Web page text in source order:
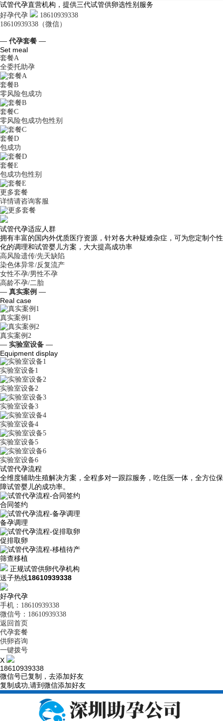
试管代孕直营机构，提供三代试管供卵选性别服务
好孕代孕
18610939338
18610939338（微信）
— 代孕套餐 —
Set meal
套餐A
全委托助孕
套餐B
零风险包成功
套餐C
零风险包成功包性别
套餐D
包成功
套餐E
包成功包性别
更多套餐
详情请咨询客服
试管代孕适应人群
拥有丰富的国内外优质医疗资源，针对各大种疑难杂症，可为您定制个性
化的调理和试管婴儿方案，大大提高成功率
高风险遗传/先天缺陷
染色体异常/反复流产
女性不孕/男性不孕
高龄不孕/二胎
— 真实案例 —
Real case
真实案例1
真实案例2
— 实验室设备 —
Equipment display
实验室设备1
实验室设备2
实验室设备3
实验室设备4
实验室设备5
实验室设备6
试管代孕流程
全维度辅助生殖解决方案，全程多对一跟踪服务，吃住医一体，全方位保
障试管婴儿的成功率。
合同签约
备孕调理
促排取卵
筛查移植
正规试管供卵代孕机构
送子热线18610939338
好孕代孕
手机：18610939338
微信号：18610939338
返回首页
代孕套餐
供卵咨询
一键拨号
X
18610939338
微信号已复制，去添加好友
复制成功,请到微信添加好友